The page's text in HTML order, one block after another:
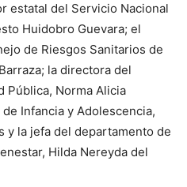
estatal del Servicio Nacional
Huidobro Guevara; el
de Riesgos Sanitarios de
la directora del
Pública, Norma Alicia
Infancia y Adolescencia,
y la jefa del departamento de
Hilda Nereyda del